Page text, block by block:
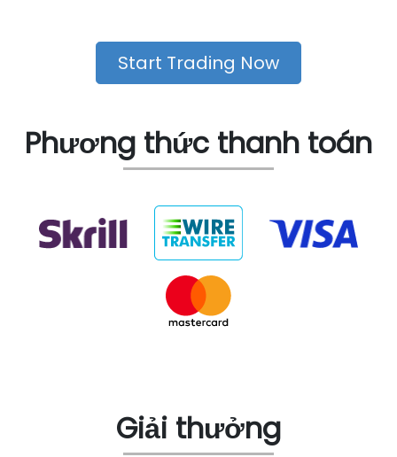
Start Trading Now
Phương thức thanh toán
Giải thưởng